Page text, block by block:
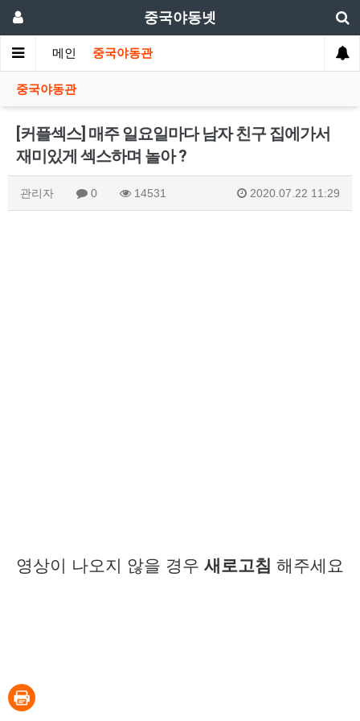
중국야동넷
메인 중국야동관
중국야동관
[커플섹스] 매주 일요일마다 남자 친구 집에가서
재미있게 섹스하며 놀아 ?
관리자 0 14531 2020.07.22 11:29
영상이 나오지 않을 경우 새로고침 해주세요